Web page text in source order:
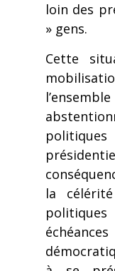
loin des
» gens.
Cette
la